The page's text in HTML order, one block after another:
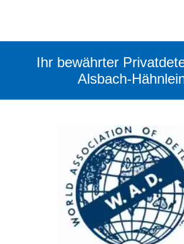
Ihr bewährter
Alsbach-